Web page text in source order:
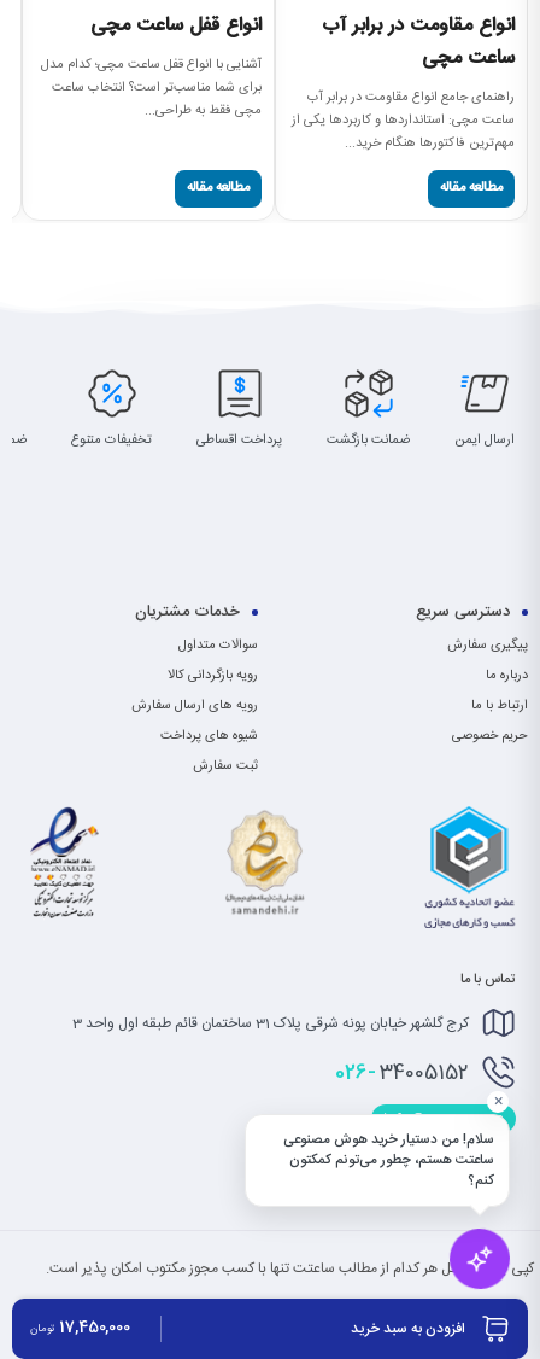
انواع مقاومت در برابر آب
ساعت مچی
راهنمای جامع انواع مقاومت در برابر آب
ساعت مچی: استانداردها و کاربردها یکی از
مهم‌ترین فاکتورها هنگام خرید...
مطالعه مقاله
انواع قفل ساعت مچی
آشنایی با انواع قفل ساعت مچی؛ کدام مدل
برای شما مناسب‌تر است؟ انتخاب ساعت
مچی فقط به طراحی...
مطالعه مقاله
افزودن به سبد خرید 17,450,000 تومان
ارسال ایمن ضمانت بازگشت پرداخت اقساطی تخفیفات متنوع
دسترسی سریع
پیگیری سفارش
درباره ما
ارتباط با ما
حریم خصوصی
خدمات مشتریان
سوالات متداول
رویه بازگردانی کالا
رویه های ارسال سفارش
شیوه های پرداخت
ثبت سفارش
تماس با ما
کرج گلشهر خیابان پونه شرقی پلاک 31 ساختمان قائم طبقه اول واحد 3
026-34005152
info@saatet.com
کپی بخش یا کل هر کدام از مطالب ساعتت تنها با کسب مجوز مکتوب امکان پذیر است.
سلام! من دستیار خرید هوش مصنوعی
ساعتت هستم، چطور می‌تونم کمکتون
کنم؟
×